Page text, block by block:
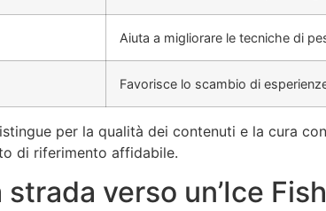
Aiuta a migliorare le tecniche di
Favorisce lo scambio di
per la qualità dei contenuti e la cura
di riferimento affidabile.
verso un’Ice